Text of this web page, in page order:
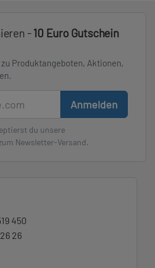
-10 Euro Gutschein
Produktangeboten, Aktionen,
Anmelden
du unsere
Newsletter-Versand.
450
26